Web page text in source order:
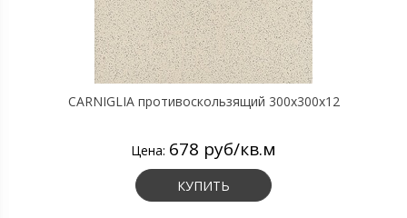
CARNIGLIA противоскользящий 300х300х12
Цена: 678 руб/кв.м
КУПИТЬ